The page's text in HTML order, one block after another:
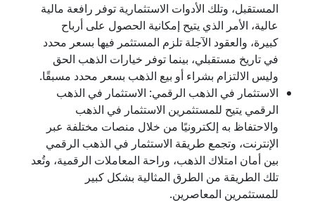
المستقبل، وتلك الأدوات الاستثمارية توفر رافعة مالية
عالية، الأمر الذي يتيح إمكانية الحصول على أرباح
كبيرة، والعقود الآجلة تلزم المستثمر فيها بسعر محدد
في تاريخ مستقبلي، بينما توفر خيارات الذهب الحق
وليس الالتزام بشراء أو بيع الذهب بسعر محدد مسبقًا.
الاستثمار في الذهب الرقمي: الاستثمار في الذهب
الرقمي يتيح للمستثمرين الاستثمار في الذهب
والاحتفاظ به إلكترونيًا من خلال منصات مختلفة عبر
الإنترنت، وتجمع طريقة الاستثمار في الذهب الرقمي
بين أمان امتلاك الذهب، وراحة المعاملات الرقمية، وتُعد
تلك الطريقة من الطرق المثالية بشكل كبير
للمستثمرين المعاصرين.